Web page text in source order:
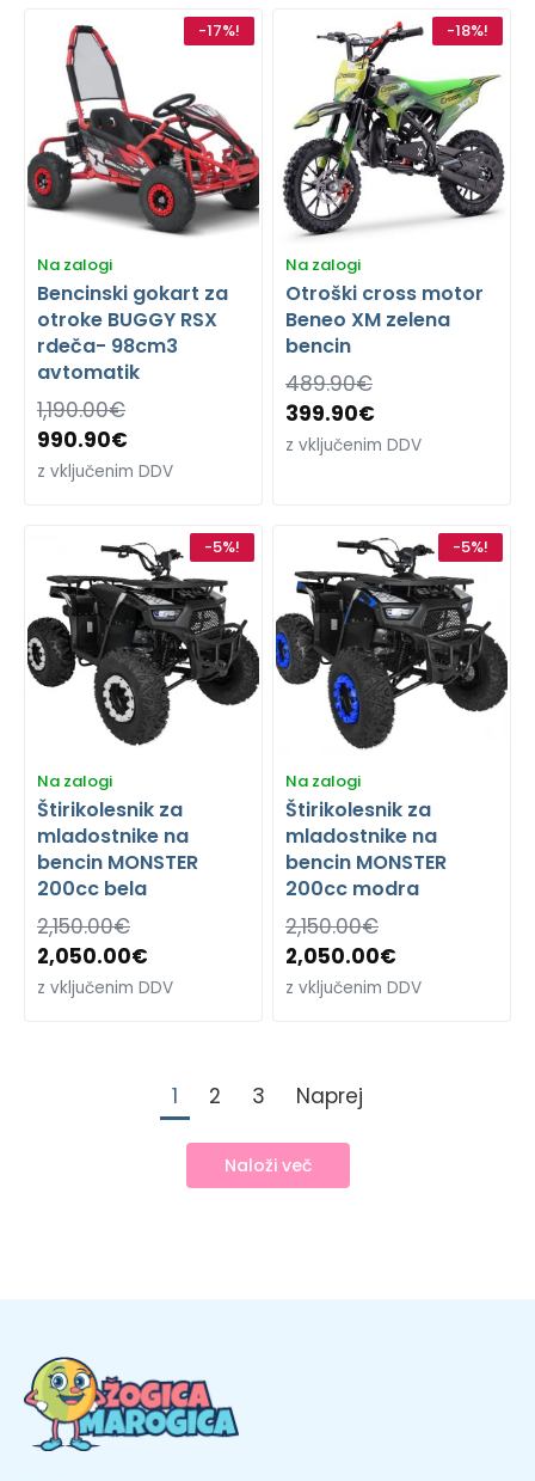
-17%!
Na zalogi
Bencinski gokart za
otroke BUGGY RSX
rdeča- 98cm3
avtomatik
1,190.00€
990.90€
z vključenim DDV
-18%!
Na zalogi
Otroški cross motor
Beneo XM zelena
bencin
489.90€
399.90€
z vključenim DDV
-5%!
Na zalogi
Štirikolesnik za
mladostnike na
bencin MONSTER
200cc bela
2,150.00€
2,050.00€
z vključenim DDV
-5%!
Na zalogi
Štirikolesnik za
mladostnike na
bencin MONSTER
200cc modra
2,150.00€
2,050.00€
z vključenim DDV
1 2 3 Naprej
Naloži več